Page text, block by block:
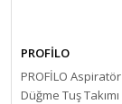
PROFİLO
PROFİLO
Düğme Tuş